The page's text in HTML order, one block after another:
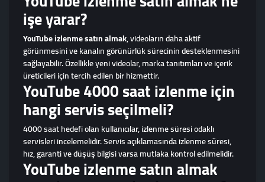
işe yarar?
YouTube izlenme satın almak, videoların daha aktif
görünmesini ve kanalın görünürlük sürecinin desteklenmesini
sağlayabilir. Özellikle yeni videolar, marka tanıtımları ve içerik
üreticileri için tercih edilen bir hizmettir.
YouTube 4000 saat izlenme için
hangi servis seçilmeli?
4000 saat hedefi olan kullanıcılar, izlenme süresi odaklı
servisleri incelemelidir. Servis açıklamasında izlenme süresi,
hız, garanti ve düşüş bilgisi varsa mutlaka kontrol edilmelidir.
YouTube izlenme satın almak